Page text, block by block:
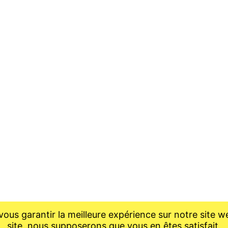
garantir la meilleure expérience sur notre site
site, nous supposerons que vous en êtes satisfait.